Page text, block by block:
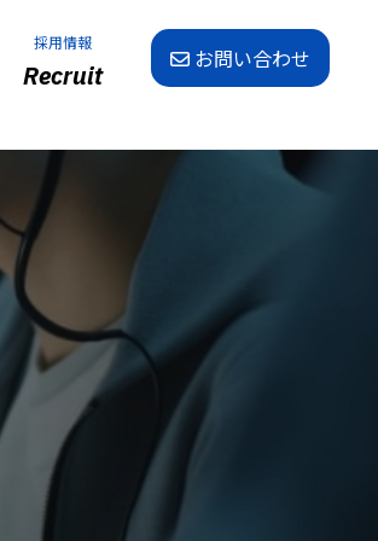
採用情報
Recruit
お問い合わせ